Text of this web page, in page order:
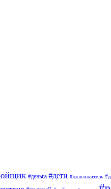
#деньга #дети #долгожитель